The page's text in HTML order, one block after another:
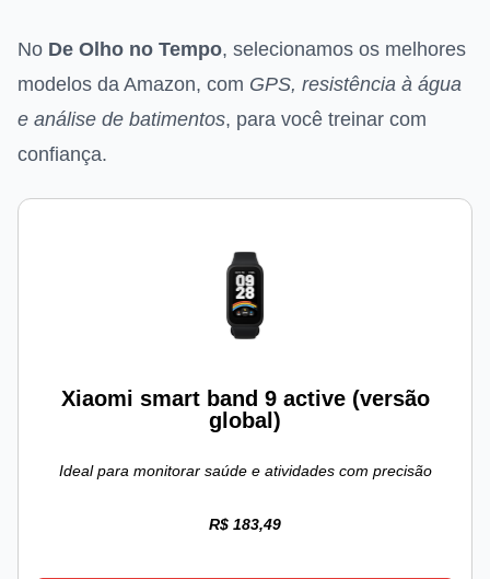
No De Olho no Tempo, selecionamos os melhores
modelos da Amazon, com GPS, resistência à água
e análise de batimentos, para você treinar com
confiança.
Xiaomi smart band 9 active (versão
global)
Ideal para monitorar saúde e atividades com precisão
R$ 183,49